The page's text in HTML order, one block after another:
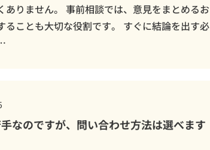
ありません。 事前相談では、意見をまとめるお
ることも大切な役割です。 すぐに結論を出す必
なのですが、問い合わせ方法は選べます